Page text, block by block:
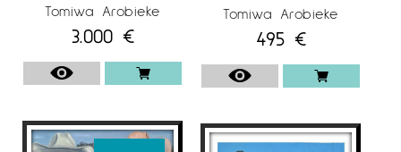
Tomiwa Arobieke
3.000 €
Tomiwa Arobieke
495 €